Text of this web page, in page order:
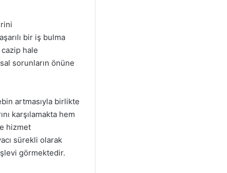
bir iş bulma
cazip hale
sorunların önüne
artmasıyla birlikte
karşılamakta hem
hizmet
sürekli olarak
görmektedir.